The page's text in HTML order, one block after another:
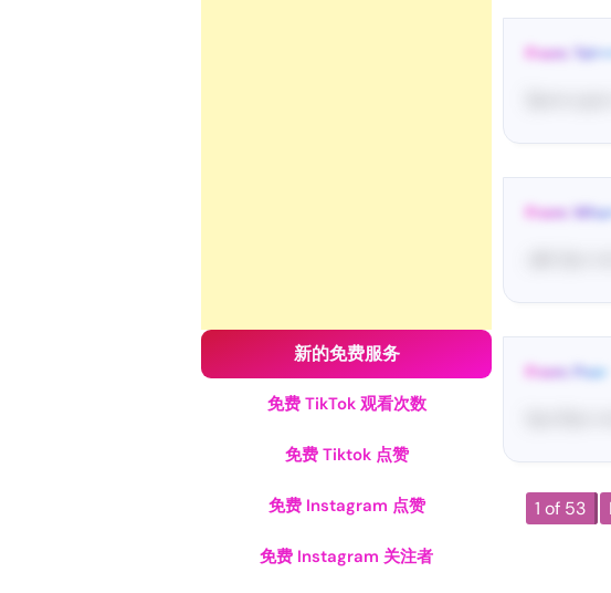
新的免费服务
免费 TikTok 观看次数
免费 Tiktok 点赞
免费 Instagram 点赞
免费 Instagram 关注者
From:
From:
<#• Yo••
From: Pos•
1 of 53